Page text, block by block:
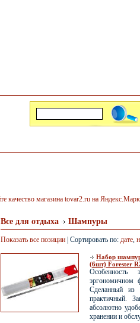
Все для отдыха Шампуры
Показать все позиции | Сортировать по: дате
Набор
(6шт) Forester
эргономичном
Сделанный из
практичный.
абсолютно
хранении и